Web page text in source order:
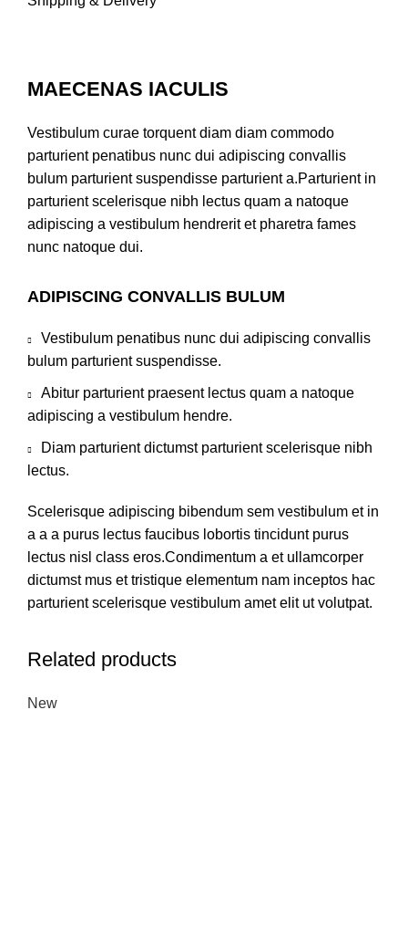
MAECENAS IACULIS
Vestibulum curae torquent diam diam commodo
parturient penatibus nunc dui adipiscing convallis
bulum parturient suspendisse parturient a.Parturient in
parturient scelerisque nibh lectus quam a natoque
adipiscing a vestibulum hendrerit et pharetra fames
nunc natoque dui.
ADIPISCING CONVALLIS BULUM
Vestibulum penatibus nunc dui adipiscing convallis
bulum parturient suspendisse.
Abitur parturient praesent lectus quam a natoque
adipiscing a vestibulum hendre.
Diam parturient dictumst parturient scelerisque nibh
lectus.
Scelerisque adipiscing bibendum sem vestibulum et in
a a a purus lectus faucibus lobortis tincidunt purus
lectus nisl class eros.Condimentum a et ullamcorper
dictumst mus et tristique elementum nam inceptos hac
parturient scelerisque vestibulum amet elit ut volutpat.
Related products
New